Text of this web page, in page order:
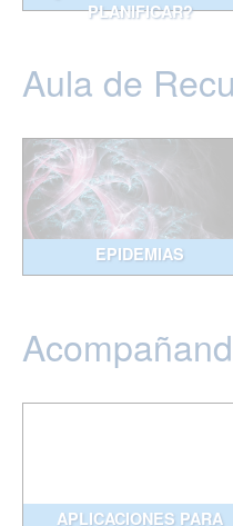
PLANIFICAR?
Aula de
EPIDEMIAS
APLICACIONES PARA